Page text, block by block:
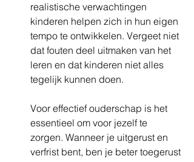
realistische verwachtingen
kinderen helpen zich in hun eigen
tempo te ontwikkelen. Vergeet niet
dat fouten deel uitmaken van het
leren en dat kinderen niet alles
tegelijk kunnen doen.
Voor effectief ouderschap is het
essentieel om voor jezelf te
zorgen. Wanneer je uitgerust en
verfrist bent, ben je beter toegerust